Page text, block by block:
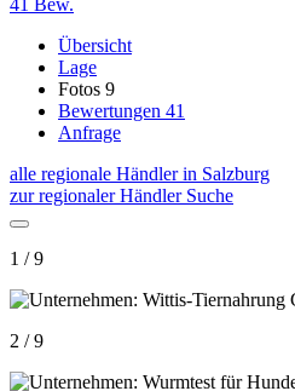
Übersicht
Lage
Fotos 9
Bewertungen 41
Anfrage
alle regionale Händler in Salzburg
zur regionaler Händler Suche
1 / 9
2 / 9